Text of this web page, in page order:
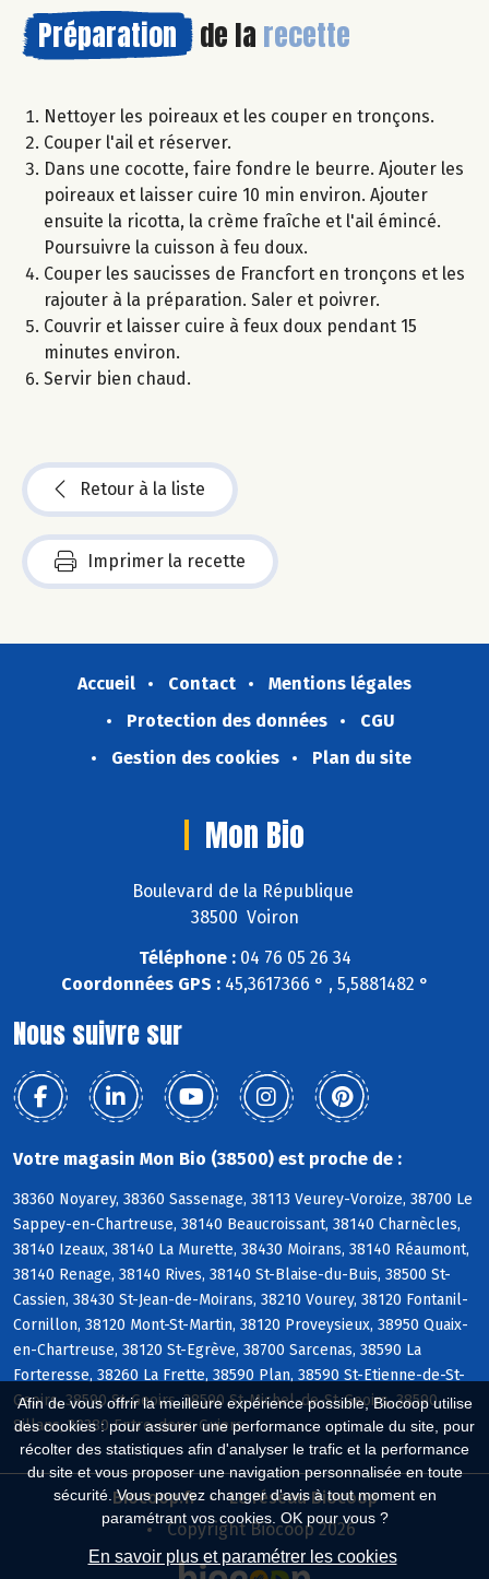
Afin de vous offrir la meilleure expérience possible, Biocoop utilise
des cookies : pour assurer une performance optimale du site, pour
récolter des statistiques afin d'analyser le trafic et la performance
du site et vous proposer une navigation personnalisée en toute
sécurité. Vous pouvez changer d'avis à tout moment en
paramétrant vos cookies. OK pour vous ?
En savoir plus et paramétrer les cookies
Préparation de la recette
Nettoyer les poireaux et les couper en tronçons.
Couper l'ail et réserver.
Dans une cocotte, faire fondre le beurre. Ajouter les
poireaux et laisser cuire 10 min environ. Ajouter
ensuite la ricotta, la crème fraîche et l'ail émincé.
Poursuivre la cuisson à feu doux.
Couper les saucisses de Francfort en tronçons et les
rajouter à la préparation. Saler et poivrer.
Couvrir et laisser cuire à feux doux pendant 15
minutes environ.
Servir bien chaud.
Retour à la liste
Imprimer la recette
Accueil Contact
Mentions légales
Protection des données
CGU
Gestion des cookies
Plan du site
Mon Bio
Boulevard de la République
38500 Voiron
Téléphone :04 76 05 26 34
Coordonnées GPS :45,3617366 ° , 5,5881482 °
Nous suivre sur
Votre magasin Mon Bio (38500) est proche de :
38360 Noyarey, 38360 Sassenage, 38113 Veurey-Voroize, 38700 Le
Sappey-en-Chartreuse, 38140 Beaucroissant, 38140 Charnècles,
38140 Izeaux, 38140 La Murette, 38430 Moirans, 38140 Réaumont,
38140 Renage, 38140 Rives, 38140 St-Blaise-du-Buis, 38500 St-
Cassien, 38430 St-Jean-de-Moirans, 38210 Vourey, 38120 Fontanil-
Cornillon, 38120 Mont-St-Martin, 38120 Proveysieux, 38950 Quaix-
en-Chartreuse, 38120 St-Egrève, 38700 Sarcenas, 38590 La
Forteresse, 38260 La Frette, 38590 Plan, 38590 St-Etienne-de-St-
Geoirs, 38590 St-Geoirs, 38590 St-Michel-de-St-Geoirs, 38590
Sillans, 38380 Entre-deux-Guiers
Biocoop.fr
Le réseau Biocoop
Copyright Biocoop 2026